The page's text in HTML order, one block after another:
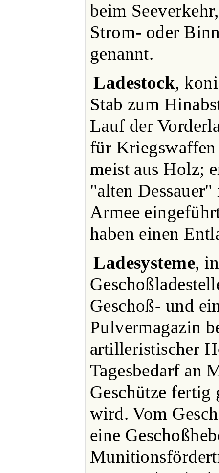
beim
Strom- oder
genannt.
Ladestock,
Stab zum
Lauf der
für
meist aus Holz;
"alten
Armee
haben einen
Ladesysteme,
Geschoß- und
Pulvermagazin
artilleristischer
Tagesbedarf an
Geschütze fertig
wird. Vom
eine